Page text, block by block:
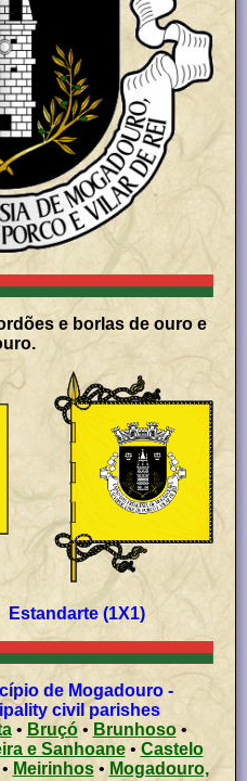
e borlas de ouro e
(1X1)
de Mogadouro -
civil parishes
• Bruçó• Brunhoso•
e Sanhoane • Castelo
Meirinhos• Mogadouro,